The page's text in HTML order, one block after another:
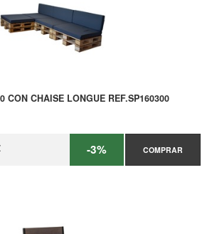
CON CHAISE LONGUE REF.SP160300
-3% COMPRAR